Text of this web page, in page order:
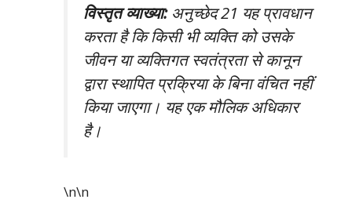
विस्तृत व्याख्या:अनुच्छेद 21 यह प्रावधान
करता है कि किसी भी व्यक्ति को उसके
जीवन या व्यक्तिगत स्वतंत्रता से कानून
द्वारा स्थापित प्रक्रिया के बिना वंचित नहीं
किया जाएगा। यह एक मौलिक अधिकार
है।
\n\n